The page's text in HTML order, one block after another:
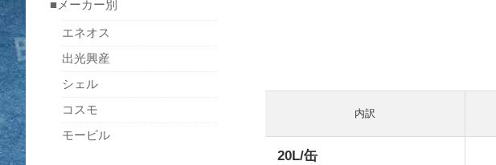
内訳
20L/缶
■メーカー別
エネオス
出光興産
シェル
コスモ
モービル